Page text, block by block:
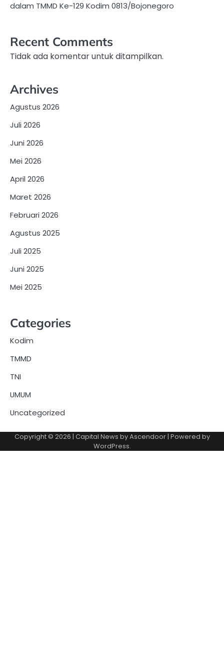
dalam TMMD Ke-129 Kodim 0813/Bojonegoro
Recent Comments
Tidak ada komentar untuk ditampilkan.
Archives
Agustus 2026
Juli 2026
Juni 2026
Mei 2026
April 2026
Maret 2026
Februari 2026
Agustus 2025
Juli 2025
Juni 2025
Mei 2025
Categories
Kodim
TMMD
TNI
UMUM
Uncategorized
Copyright © 2026 | Capital News byAscendoor| Powered by
WordPress.